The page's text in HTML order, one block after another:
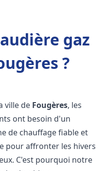
gaz
?
ville de Fougères, les
ont besoin d'un
de chauffage fiable et
pour affronter les hivers
C'est pourquoi notre